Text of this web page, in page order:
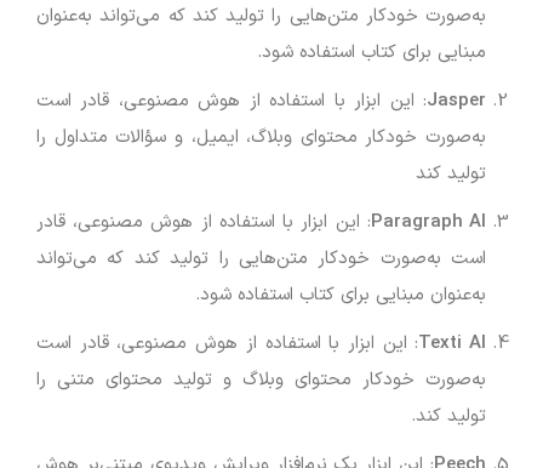
به‌صورت خودکار متن‌هایی را تولید کند که می‌تواند به‌عنوان
مبنایی برای کتاب استفاده شود.
Jasper: این ابزار با استفاده از هوش مصنوعی، قادر است
به‌صورت خودکار محتوای وبلاگ، ایمیل، و سؤالات متداول را
تولید کند
Paragraph AI: این ابزار با استفاده از هوش مصنوعی، قادر
است به‌صورت خودکار متن‌هایی را تولید کند که می‌تواند
به‌عنوان مبنایی برای کتاب استفاده شود.
Texti AI: این ابزار با استفاده از هوش مصنوعی، قادر است
به‌صورت خودکار محتوای وبلاگ و تولید محتوای متنی را
تولید کند.